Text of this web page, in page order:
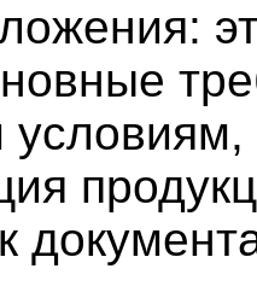
условиям,